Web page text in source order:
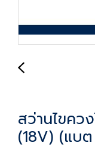
สว่านไขคว
(18V) (แบ